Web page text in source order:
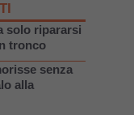
solo ripararsi
tronco
senza
alla